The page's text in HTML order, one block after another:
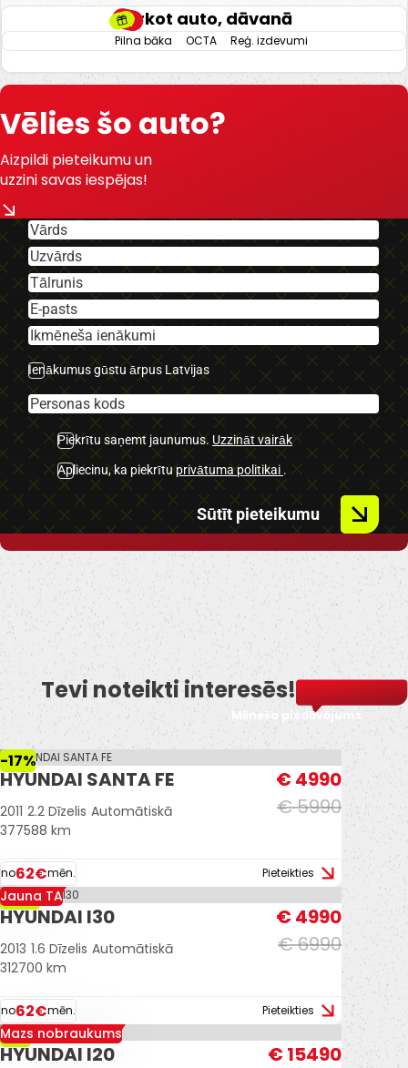
Pērkot auto, dāvanā
Reģ. izdevumi
OCTA
Pilna bāka
-Elektriski vadāmi logi.
-Elektriski regulējami spoguļi.
-Gaisa kondicionieris.
-Klimatkontrole.
-Lietus sensors.
Vēlies šo auto?
Aizpildi pieteikumu un
uzzini savas iespējas!
Ienākumus gūstu ārpus Latvijas
Piekrītu saņemt jaunumus. Uzzināt vairāk
Apliecinu, ka piekrītu privātuma politikai .
Sūtīt pieteikumu
Tevi noteikti interesēs!
Mēneša piedāvājums
-17%
HYUNDAI SANTA FE
€ 5990
€ 4990
2011 2.2 Dīzelis Automātiskā
377588 km
no62€mēn. Pieteikties
-29%
Jauna TA
HYUNDAI I30
€ 6990
€ 4990
2013 1.6 Dīzelis Automātiskā
312700 km
no62€mēn. Pieteikties
-6%
Mazs nobraukums
HYUNDAI I20
€ 15490